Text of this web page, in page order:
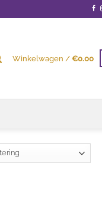
Winkelwagen /€0.00